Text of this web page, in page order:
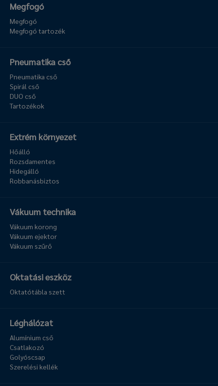
Megfogó
Megfogó
Megfogó tartozék
Pneumatika cső
Pneumatika cső
Spirál cső
DUO cső
Tartozékok
Extrém környezet
Hőálló
Rozsdamentes
Hidegálló
Robbanásbiztos
Vákuum technika
Vákuum korong
Vákuum ejektor
Vákuum szűrő
Oktatási eszköz
Oktatótábla szett
Léghálózat
Alumínium cső
Csatlakozó
Golyóscsap
Szerelési kellék